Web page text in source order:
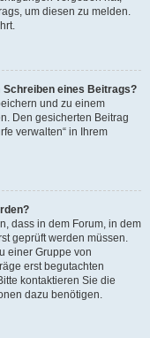
um diesen zu melden.
Schreiben eines Beitrags?
und zu einem
Den gesicherten Beitrag
verwalten“ in Ihrem
dass in dem Forum, in dem
geprüft werden müssen.
einer Gruppe von
erst begutachten
kontaktieren Sie die
dazu benötigen.